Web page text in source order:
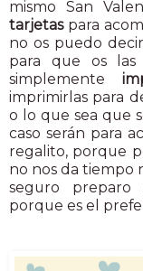
mismo San
tarjetaspara
no os puedo
para que os las
simplemente
imprimirlas para
o lo que sea que
caso serán para
regalito, porque
no nos da tiempo
seguro
porque es el